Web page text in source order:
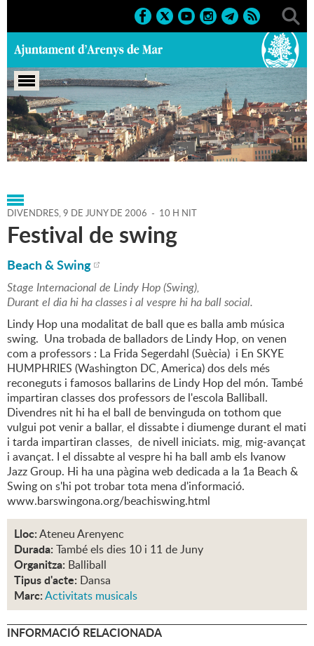
Portada > Agenda > 09-06-
2006 > Marcs > Culturals > 2006 > Activitats musicals
DIVENDRES,9 DE JUNY DE 2006 - 10 H NIT
Festival de swing
Beach & Swing
Stage Internacional de Lindy Hop (Swing),
Durant el dia hi ha classes i al vespre hi ha ball social.
Lindy Hop una modalitat de ball que es balla amb música
swing. Una trobada de balladors de Lindy Hop, on venen
com a professors : La Frida Segerdahl (Suècia) i En SKYE
HUMPHRIES (Washington DC, America) dos dels més
reconeguts i famosos ballarins de Lindy Hop del món. També
impartiran classes dos professors de l'escola Balliball.
Divendres nit hi ha el ball de benvinguda on tothom que
vulgui pot venir a ballar, el dissabte i diumenge durant el mati
i tarda impartiran classes, de nivell iniciats. mig, mig-avançat
i avançat. I el dissabte al vespre hi ha ball amb els Ivanow
Jazz Group. Hi ha una pàgina web dedicada a la 1a Beach &
Swing on s'hi pot trobar tota mena d'informació.
www.barswingona.org/beachiswing.html
Lloc:Ateneu Arenyenc
Durada: També els dies 10 i 11 de Juny
Organitza: Balliball
Tipus d'acte: Dansa
Marc:Activitats musicals
INFORMACIÓ RELACIONADA